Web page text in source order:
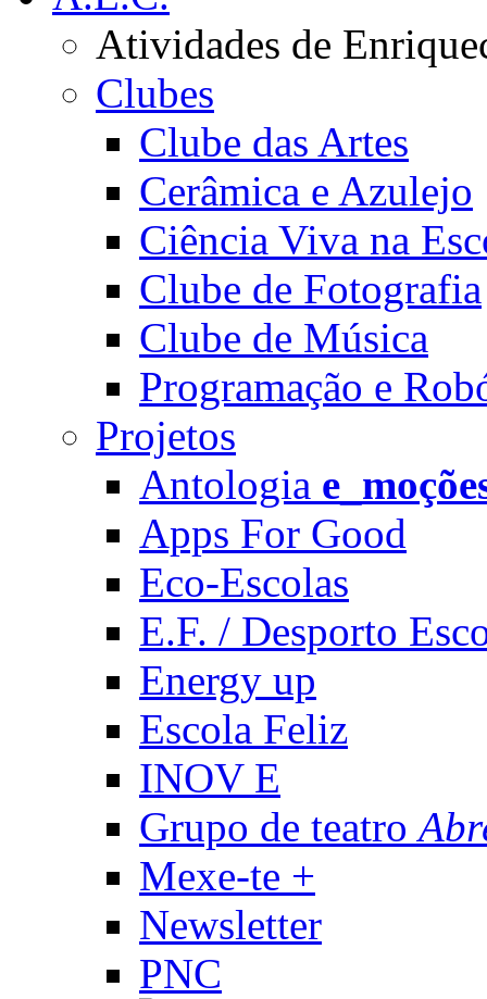
Atividades de
Clubes
Clube das Artes
Cerâmica e Azulejo
Ciência Viva na
Clube de Fotografia
Clube de Música
Programação e
Projetos
Antologia
Apps For Good
Eco-Escolas
E.F. / Desporto
Energy up
Escola Feliz
INOV E
Grupo de teatro
Mexe-te +
Newsletter
PNC